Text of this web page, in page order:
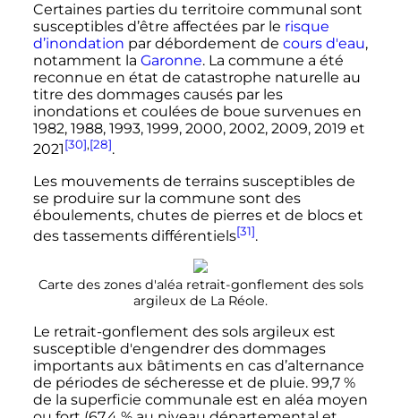
Certaines parties du territoire communal sont
susceptibles d’être affectées par le risque
d’inondation par débordement de cours d'eau,
notamment la Garonne. La commune a été
reconnue en état de catastrophe naturelle au
titre des dommages causés par les
inondations et coulées de boue survenues en
1982, 1988, 1993, 1999, 2000, 2002, 2009, 2019 et
2021[30],[28].
Les mouvements de terrains susceptibles de
se produire sur la commune sont des
éboulements, chutes de pierres et de blocs et
des tassements différentiels[31].
Carte des zones d'aléa retrait-gonflement des sols
argileux de La Réole.
Le retrait-gonflement des sols argileux est
susceptible d'engendrer des dommages
importants aux bâtiments en cas d’alternance
de périodes de sécheresse et de pluie. 99,7 %
de la superficie communale est en aléa moyen